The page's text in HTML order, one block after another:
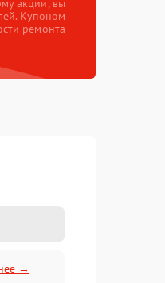
акции, вы
Купоном
ремонта
→